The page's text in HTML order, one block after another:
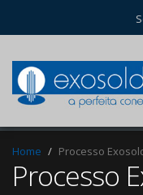
Home Processo
Processo